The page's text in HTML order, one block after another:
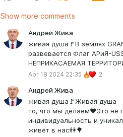
Show more comments
Андрей Жива
живая душа🚩В землях
развевается Флаг АРиЯ-
НЕПРИКАСАЕМАЯ
Apr 18 2024 22:35 2
Андрей Жива
живая душа🚩Живая душа -
то, что мы делаем❤️Это не
индивидуальность и
живёт в нас👫🌳